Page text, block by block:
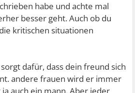
habe und achte mal
besser geht. Auch ob du
kritischen situationen
dafür, dass dein freund sich
andere frauen wird er immer